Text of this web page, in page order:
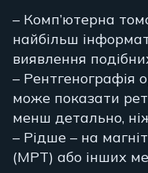
– Комп’ютерна
найбільш
виявлення
– Рентгенографія
може показати
менш детально,
– Рідше – на
(МРТ) або інших